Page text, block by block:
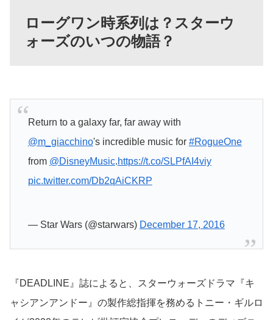
ローグワン時系列は？スターウ
ォーズのいつの物語？
Return to a galaxy far, far away with
@m_giacchino's incredible music for #RogueOne
from @DisneyMusic.https://t.co/SLPfAI4viy
pic.twitter.com/Db2qAiCKRP
— Star Wars (@starwars) December 17, 2016
『DEADLINE』誌によると、スターウォーズドラマ『キ
ャシアンアンドー』の製作総指揮を務めるトニー・ギルロ